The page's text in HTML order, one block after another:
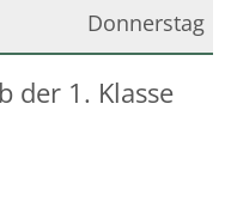
Donnerstag
der 1. Klasse